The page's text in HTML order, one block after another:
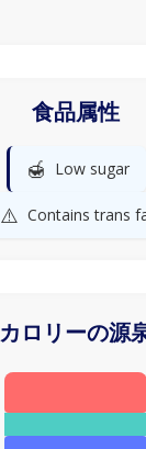
食品属性
🍯 Low sugar
⚠️ Contains trans
カロリーの源